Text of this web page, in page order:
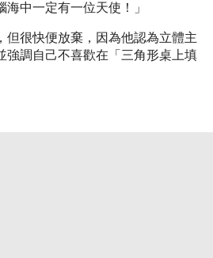
中一定有一位天使！」
但很快便放棄，因為他認為立體主
強調自己不喜歡在「三角形桌上填